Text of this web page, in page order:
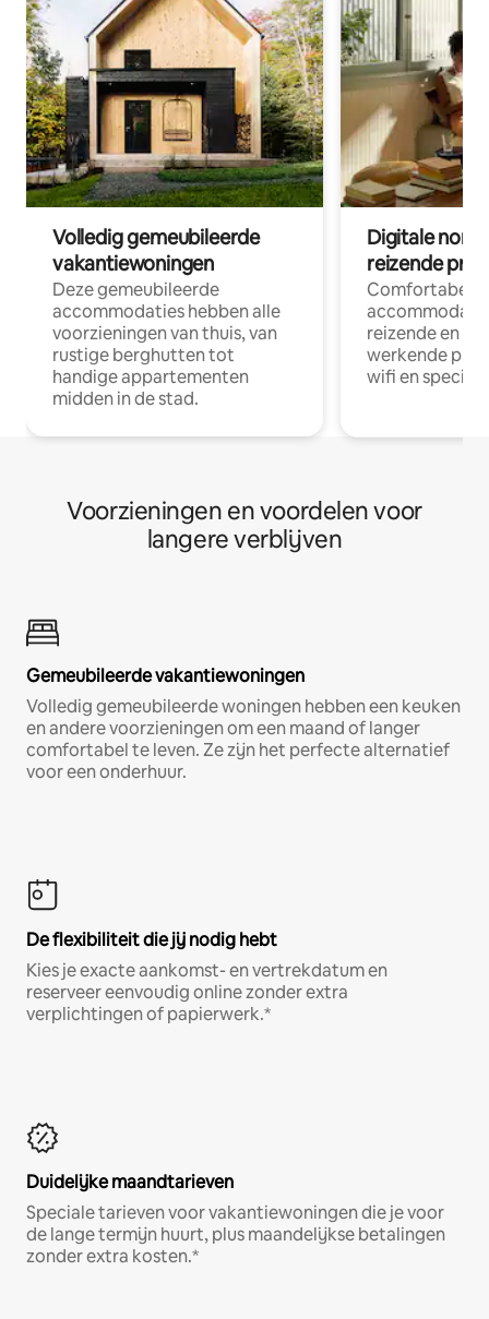
Volledig gemeubileerde
vakantiewoningen
Deze gemeubileerde
accommodaties hebben alle
voorzieningen van thuis, van
rustige berghutten tot
handige appartementen
midden in de stad.
Digitale
reizende
Comfortabele
reizende en
werkende
wifi en
Voorzieningen en voordelen voor
langere verblijven
Gemeubileerde vakantiewoningen
Volledig gemeubileerde woningen hebben een keuken
en andere voorzieningen om een maand of langer
comfortabel te leven. Ze zijn het perfecte alternatief
voor een onderhuur.
De flexibiliteit die jij nodig hebt
Kies je exacte aankomst- en vertrekdatum en
reserveer eenvoudig online zonder extra
verplichtingen of papierwerk.*
Duidelijke maandtarieven
Speciale tarieven voor vakantiewoningen die je voor
de lange termijn huurt, plus maandelijkse betalingen
zonder extra kosten.*